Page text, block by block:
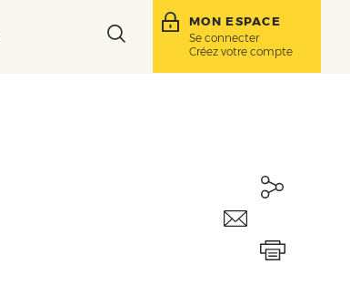
Toggle
MON ESPACE
Se connecter
Créez votre compte